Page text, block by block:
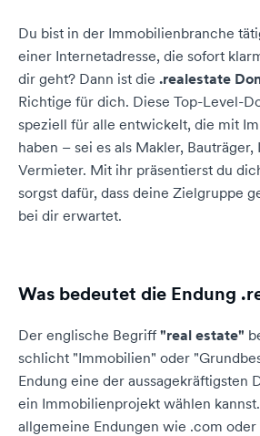
Du bist in der Immobilienbranche
einer Internetadresse, die sofort
dir geht? Dann ist die .realestate
Richtige für dich. Diese Top-Level-
speziell für alle entwickelt, die mit
haben – sei es als Makler,
Vermieter. Mit ihr präsentierst du
sorgst dafür, dass deine Zielgruppe
bei dir erwartet.
Was bedeutet die Endung
Der englische Begriff "real estate"
schlicht "Immobilien" oder
Endung eine der aussagekräftigsten
ein Immobilienprojekt wählen
allgemeine Endungen wie .com